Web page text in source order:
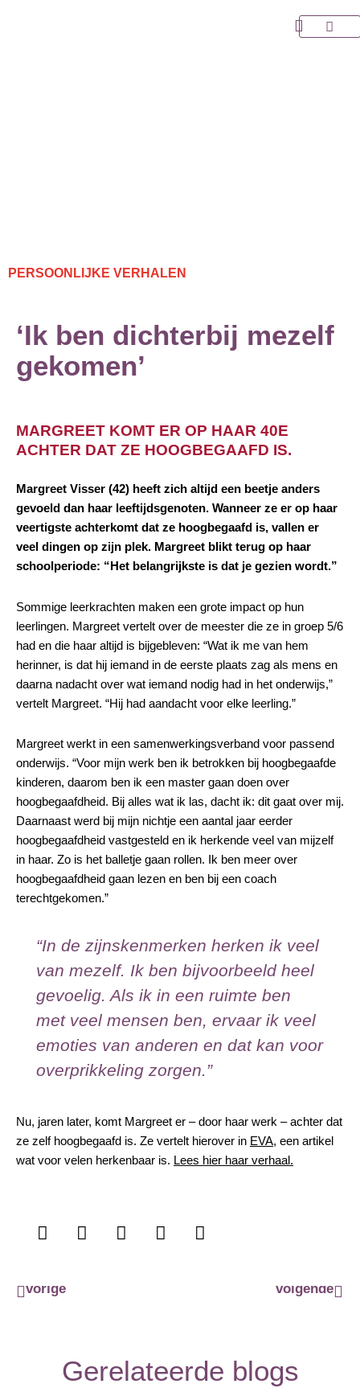
PERSOONLIJKE VERHALEN
‘Ik ben dichterbij mezelf
gekomen’
MARGREET KOMT ER OP HAAR 40E
ACHTER DAT ZE HOOGBEGAAFD IS.
Margreet Visser (42) heeft zich altijd een beetje anders
gevoeld dan haar leeftijdsgenoten. Wanneer ze er op haar
veertigste achterkomt dat ze hoogbegaafd is, vallen er
veel dingen op zijn plek. Margreet blikt terug op haar
schoolperiode: “Het belangrijkste is dat je gezien wordt.”
Sommige leerkrachten maken een grote impact op hun
leerlingen. Margreet vertelt over de meester die ze in groep 5/6
had en die haar altijd is bijgebleven: “Wat ik me van hem
herinner, is dat hij iemand in de eerste plaats zag als mens en
daarna nadacht over wat iemand nodig had in het onderwijs,”
vertelt Margreet. “Hij had aandacht voor elke leerling.”
Margreet werkt in een samenwerkingsverband voor passend
onderwijs. “Voor mijn werk ben ik betrokken bij hoogbegaafde
kinderen, daarom ben ik een master gaan doen over
hoogbegaafdheid. Bij alles wat ik las, dacht ik: dit gaat over mij.
Daarnaast werd bij mijn nichtje een aantal jaar eerder
hoogbegaafdheid vastgesteld en ik herkende veel van mijzelf
in haar. Zo is het balletje gaan rollen. Ik ben meer over
hoogbegaafdheid gaan lezen en ben bij een coach
terechtgekomen.”
“In de zijnskenmerken herken ik veel
van mezelf. Ik ben bijvoorbeeld heel
gevoelig. Als ik in een ruimte ben
met veel mensen ben, ervaar ik veel
emoties van anderen en dat kan voor
overprikkeling zorgen.”
Nu, jaren later, komt Margreet er – door haar werk – achter dat
ze zelf hoogbegaafd is. Ze vertelt hierover in EVA, een artikel
wat voor velen herkenbaar is. Lees hier haar verhaal.
vorige volgende
Gerelateerde blogs